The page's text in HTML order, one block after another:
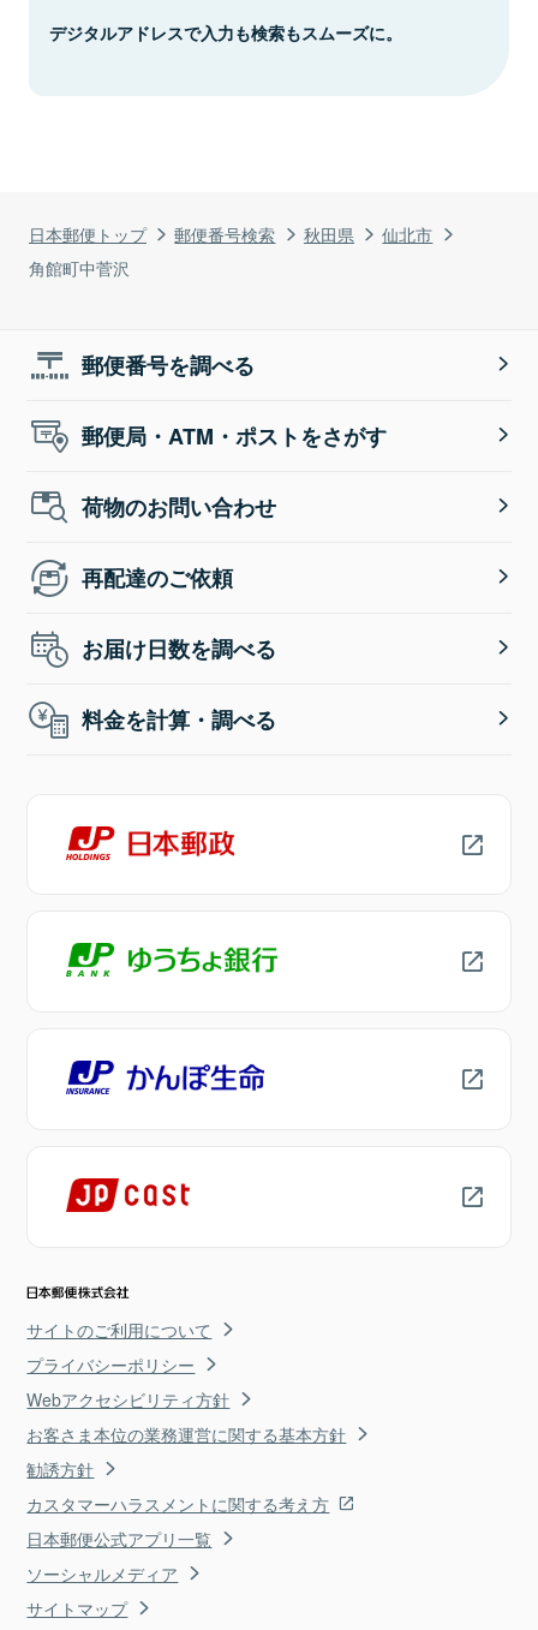
日本郵便トップ 郵便番号検索 秋田県
仙北市
角館町中菅沢
デジタルアドレスで入力も検索もスムーズに。
郵便番号を調べる
郵便局・ATM・ポストをさがす
荷物のお問い合わせ
再配達のご依頼
お届け日数を調べる
料金を計算・調べる
サイトのご利用について
プライバシーポリシー
Webアクセシビリティ方針
お客さま本位の業務運営に関する基本方針
勧誘方針
カスタマーハラスメントに関する考え方
日本郵便公式アプリ一覧
ソーシャルメディア
サイトマップ